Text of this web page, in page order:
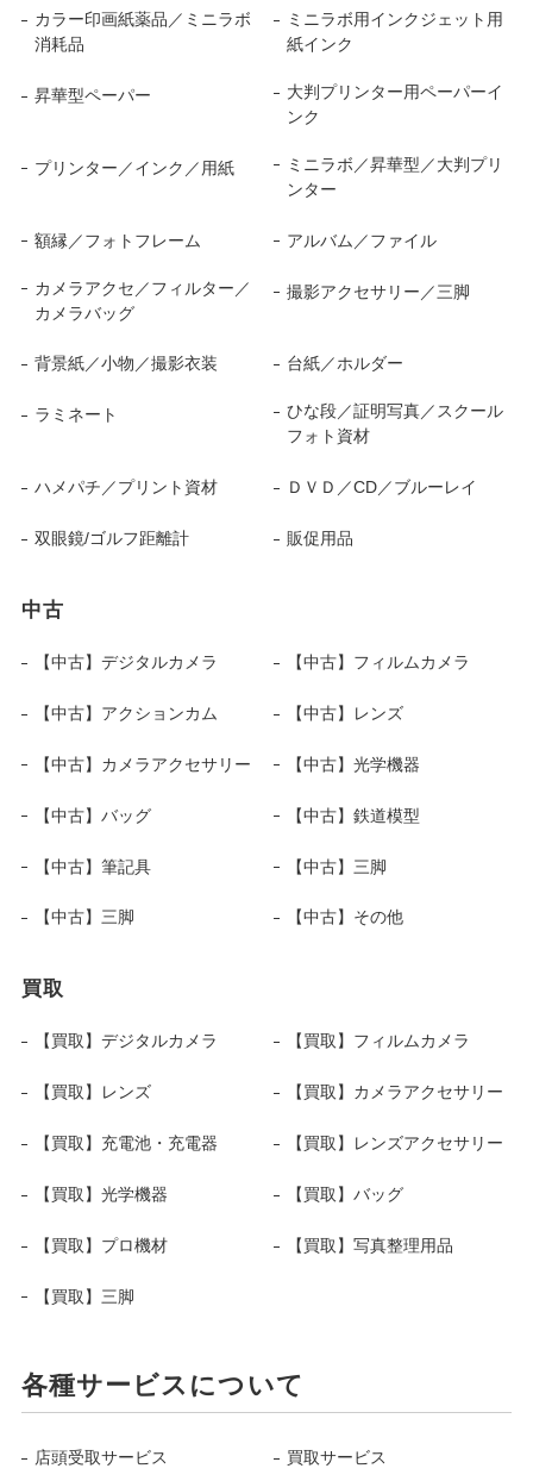
カラー印画紙薬品／ミニラボ
消耗品
ミニラボ用インクジェット用
紙インク
昇華型ペーパー
大判プリンター用ペーパーイ
ンク
プリンター／インク／用紙
ミニラボ／昇華型／大判プリ
ンター
額縁／フォトフレーム アルバム／ファイル
カメラアクセ／フィルター／
カメラバッグ
撮影アクセサリー／三脚
背景紙／小物／撮影衣装 台紙／ホルダー
ラミネート
ひな段／証明写真／スクール
フォト資材
ハメパチ／プリント資材 ＤＶＤ／CD／ブルーレイ
双眼鏡/ゴルフ距離計 販促用品
中古
【中古】デジタルカメラ 【中古】フィルムカメラ
【中古】アクションカム 【中古】レンズ
【中古】カメラアクセサリー 【中古】光学機器
【中古】バッグ 【中古】鉄道模型
【中古】筆記具 【中古】三脚
【中古】三脚 【中古】その他
買取
【買取】デジタルカメラ 【買取】フィルムカメラ
【買取】レンズ 【買取】カメラアクセサリー
【買取】充電池・充電器 【買取】レンズアクセサリー
【買取】光学機器 【買取】バッグ
【買取】プロ機材 【買取】写真整理用品
【買取】三脚
各種サービスについて
店頭受取サービス 買取サービス